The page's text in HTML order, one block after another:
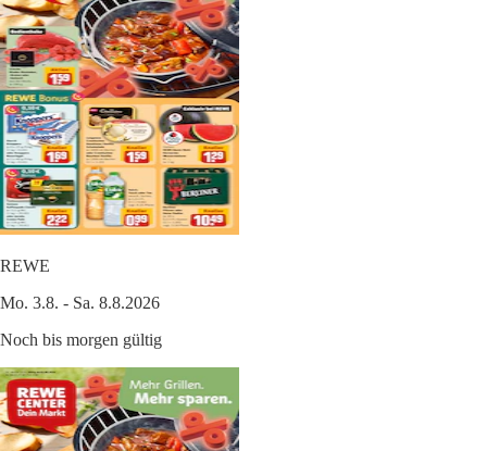
REWE
Mo. 3.8. - Sa. 8.8.2026
Noch bis morgen gültig